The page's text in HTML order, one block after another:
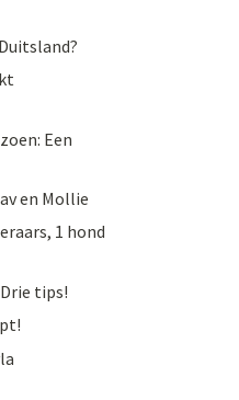
Een
en Mollie
1 hond
tips!